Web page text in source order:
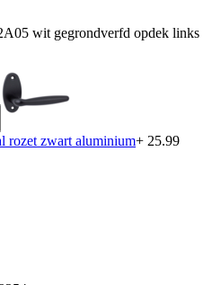
wit gegrondverfd opdek links
rozet zwart aluminium+ 25.99